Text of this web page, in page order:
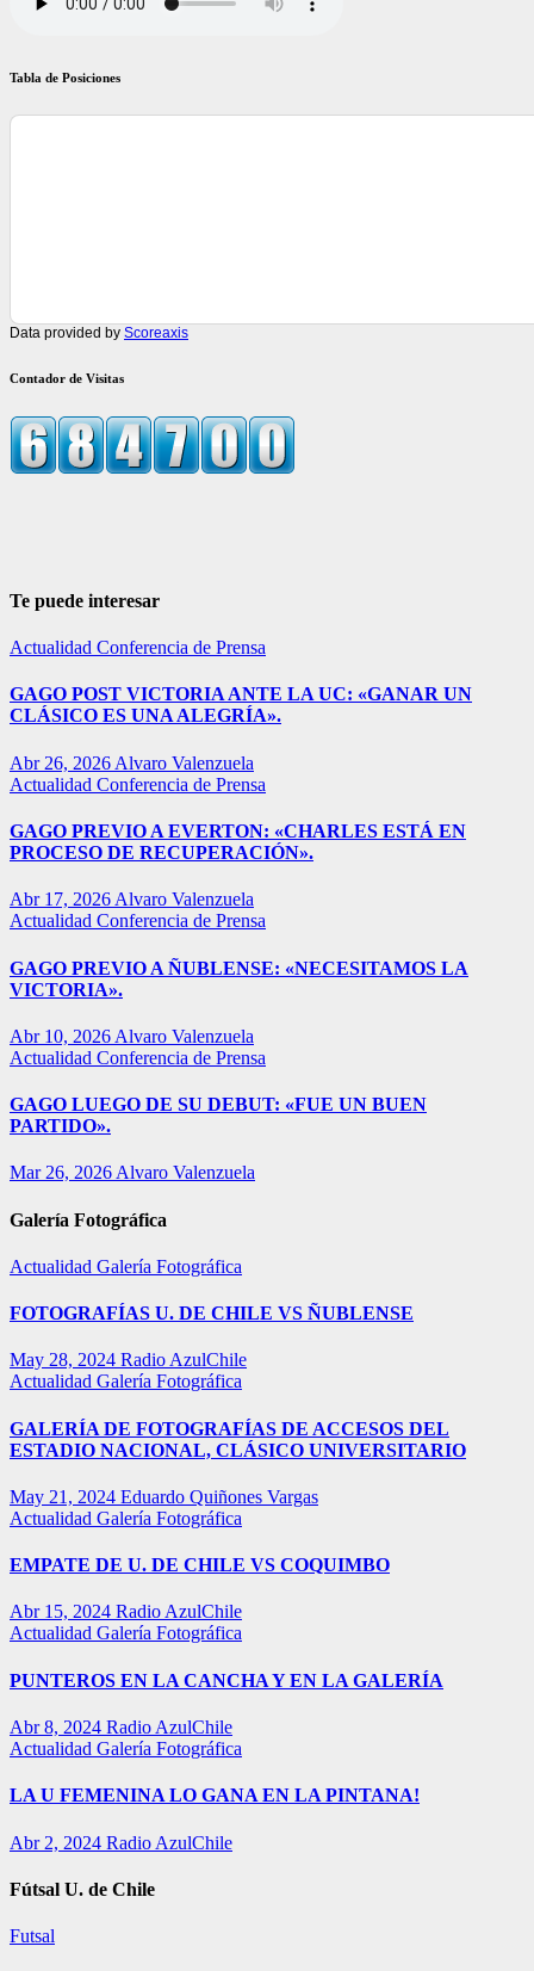
Tabla de Posiciones
Data provided by Scoreaxis
Contador de Visitas
Te puede interesar
Actualidad Conferencia de Prensa
GAGO POST VICTORIA ANTE LA UC: «GANAR UN
CLÁSICO ES UNA ALEGRÍA».
Abr 26, 2026 Alvaro Valenzuela
Actualidad Conferencia de Prensa
GAGO PREVIO A EVERTON: «CHARLES ESTÁ EN
PROCESO DE RECUPERACIÓN».
Abr 17, 2026 Alvaro Valenzuela
Actualidad Conferencia de Prensa
GAGO PREVIO A ÑUBLENSE: «NECESITAMOS LA
VICTORIA».
Abr 10, 2026 Alvaro Valenzuela
Actualidad Conferencia de Prensa
GAGO LUEGO DE SU DEBUT: «FUE UN BUEN
PARTIDO».
Mar 26, 2026 Alvaro Valenzuela
Galería Fotográfica
Actualidad Galería Fotográfica
FOTOGRAFÍAS U. DE CHILE VS ÑUBLENSE
May 28, 2024 Radio AzulChile
Actualidad Galería Fotográfica
GALERÍA DE FOTOGRAFÍAS DE ACCESOS DEL
ESTADIO NACIONAL, CLÁSICO UNIVERSITARIO
May 21, 2024 Eduardo Quiñones Vargas
Actualidad Galería Fotográfica
EMPATE DE U. DE CHILE VS COQUIMBO
Abr 15, 2024 Radio AzulChile
Actualidad Galería Fotográfica
PUNTEROS EN LA CANCHA Y EN LA GALERÍA
Abr 8, 2024 Radio AzulChile
Actualidad Galería Fotográfica
LA U FEMENINA LO GANA EN LA PINTANA!
Abr 2, 2024 Radio AzulChile
Fútsal U. de Chile
Futsal